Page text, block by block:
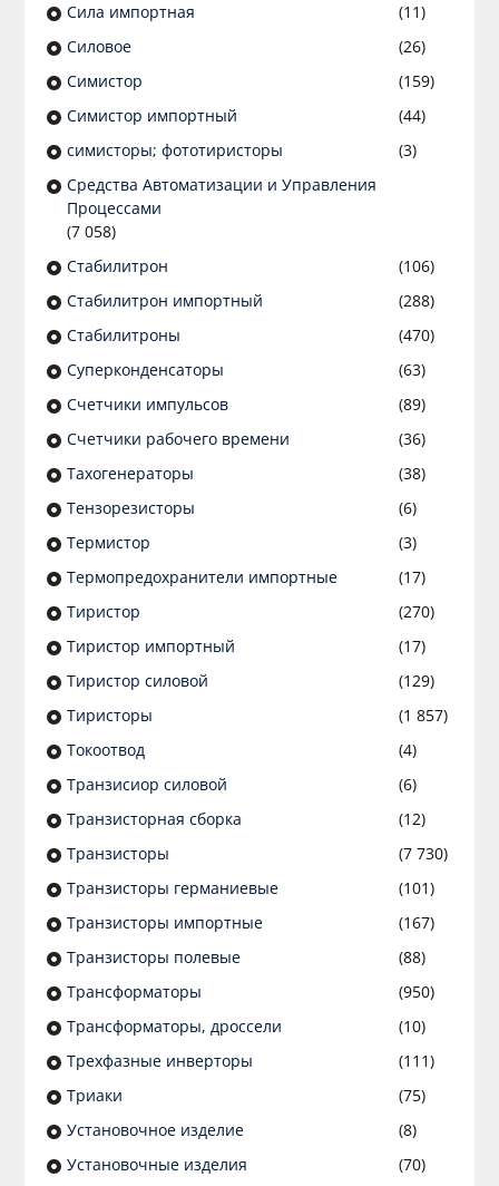
Сила импортная
(11)
Силовое
(26)
Симистор
(159)
Симистор импортный
(44)
симисторы; фототиристоры
(3)
Средства Автоматизации и Управления
Процессами
(7 058)
Стабилитрон
(106)
Стабилитрон импортный
(288)
Стабилитроны
(470)
Суперконденсаторы
(63)
Счетчики импульсов
(89)
Счетчики рабочего времени
(36)
Тахогенераторы
(38)
Тензорезисторы
(6)
Термистор
(3)
Термопредохранители импортные
(17)
Тиристор
(270)
Тиристор импортный
(17)
Тиристор силовой
(129)
Тиристоры
(1 857)
Токоотвод
(4)
Транзисиор силовой
(6)
Транзисторная сборка
(12)
Транзисторы
(7 730)
Транзисторы германиевые
(101)
Транзисторы импортные
(167)
Транзисторы полевые
(88)
Трансформаторы
(950)
Трансформаторы, дроссели
(10)
Трехфазные инверторы
(111)
Триаки
(75)
Установочное изделие
(8)
Установочные изделия
(70)